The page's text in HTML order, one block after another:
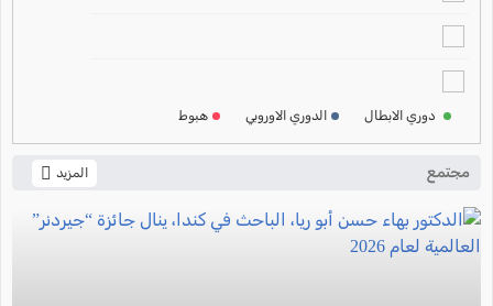
ترتيب الدوري الايطالي
دوري الابطال الدوري الاوروبي هبوط
مجتمع المزيد